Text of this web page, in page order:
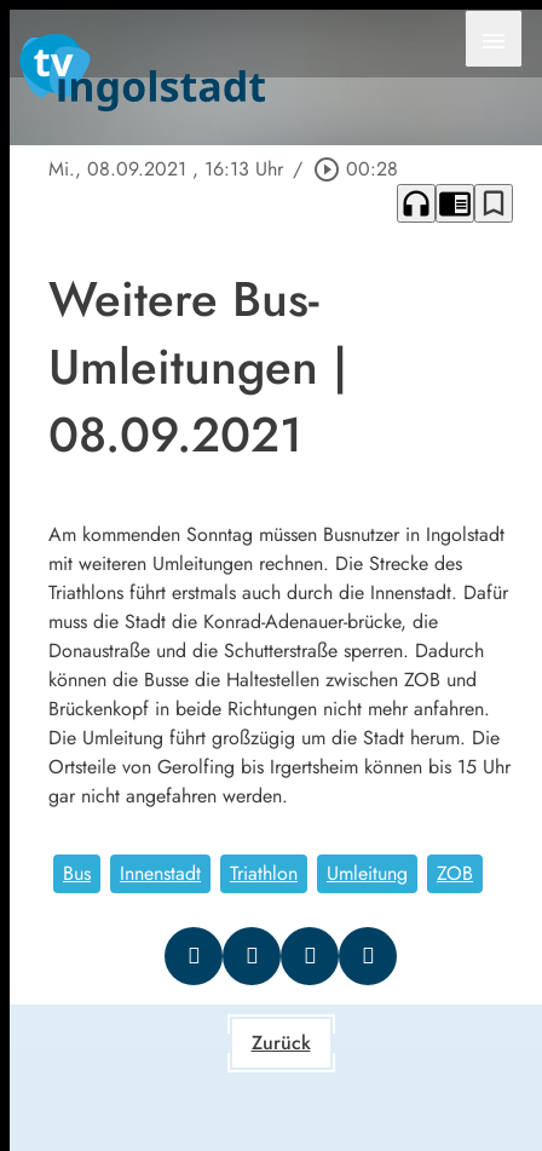
Mi., 08.09.2021 , 16:13 Uhr / play_circle_outline 00:28
headphones chrome_reader_mode bookmark_border
Weitere Bus-
Umleitungen |
08.09.2021
Am kommenden Sonntag müssen Busnutzer in Ingolstadt
mit weiteren Umleitungen rechnen. Die Strecke des
Triathlons führt erstmals auch durch die Innenstadt. Dafür
muss die Stadt die Konrad-Adenauer-brücke, die
Donaustraße und die Schutterstraße sperren. Dadurch
können die Busse die Haltestellen zwischen ZOB und
Brückenkopf in beide Richtungen nicht mehr anfahren.
Die Umleitung führt großzügig um die Stadt herum. Die
Ortsteile von Gerolfing bis Irgertsheim können bis 15 Uhr
gar nicht angefahren werden.
Bus Innenstadt Triathlon Umleitung ZOB
Zurück